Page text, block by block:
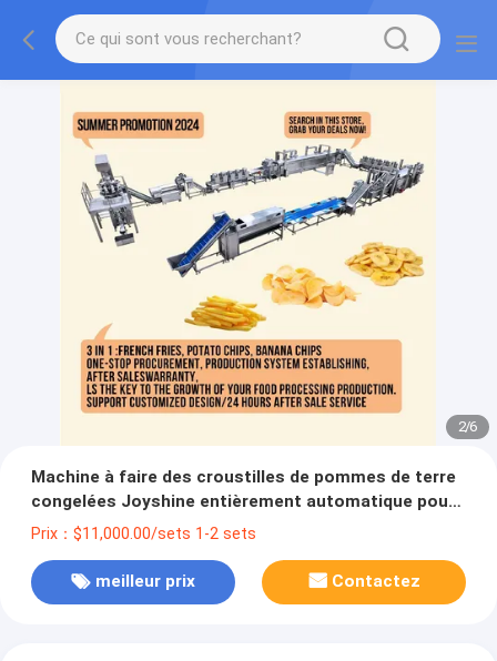
2/6
Machine à faire des croustilles de pommes de terre
congelées Joyshine entièrement automatique pour
les frites Taille 7-20 mm
Prix：$11,000.00/sets 1-2 sets
meilleur prix Contactez